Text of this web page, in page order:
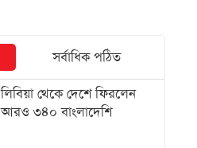
সর্বাধিক পঠিত
লিবিয়া থেকে দেশে ফিরলেন
আরও ৩৪০ বাংলাদেশি